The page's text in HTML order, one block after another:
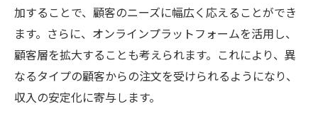
加することで、顧客のニーズに幅広く応えることができ
ます。さらに、オンラインプラットフォームを活用し、
顧客層を拡大することも考えられます。これにより、異
なるタイプの顧客からの注文を受けられるようになり、
収入の安定化に寄与します。